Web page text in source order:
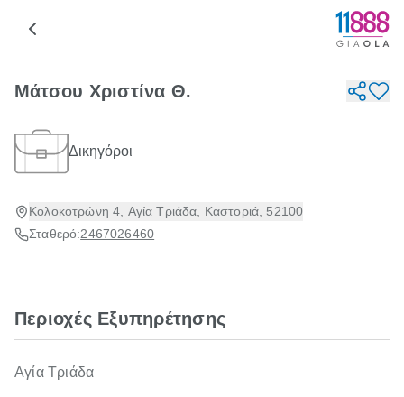
Μάτσου Χριστίνα Θ.
Δικηγόροι
Κολοκοτρώνη 4, Αγία Τριάδα, Καστοριά, 52100
Σταθερό:2467026460
Περιοχές Εξυπηρέτησης
Αγία Τριάδα